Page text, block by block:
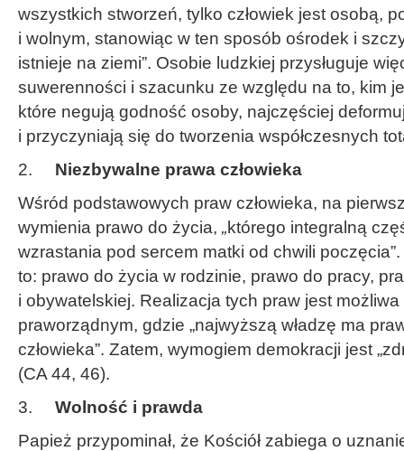
wszystkich stworzeń, tylko człowiek jest osobą,
i wolnym, stanowiąc w ten sposób ośrodek i
istnieje na ziemi”. Osobie ludzkiej przysługuje
suwerenności i szacunku ze względu na to, kim
które negują godność osoby, najczęściej
i przyczyniają się do tworzenia współczesnych
2. Niezbywalne prawa człowieka
Wśród podstawowych praw człowieka, na
wymienia prawo do życia, „którego integralną
wzrastania pod sercem matki od chwili
to: prawo do życia w rodzinie, prawo do pracy,
i obywatelskiej. Realizacja tych praw jest
praworządnym, gdzie „najwyższą władzę ma
człowieka”. Zatem, wymogiem demokracji jest
(CA 44, 46).
3. Wolność i prawda
Papież przypominał, że Kościół zabiega o